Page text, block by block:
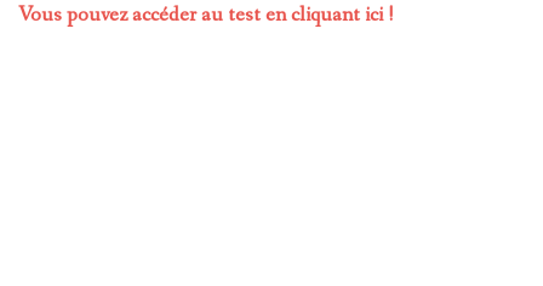
Vous pouvez accéder au test en cliquant ici !